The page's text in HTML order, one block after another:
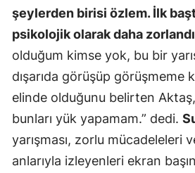
şeylerden birisi özlem. İlk
psikolojik olarak daha
olduğum kimse yok, bu bir
dışarıda görüşüp görüşmeme
elinde olduğunu belirten
bunları yük yapamam.” dedi.
yarışması, zorlu mücadeleleri
anlarıyla izleyenleri ekran